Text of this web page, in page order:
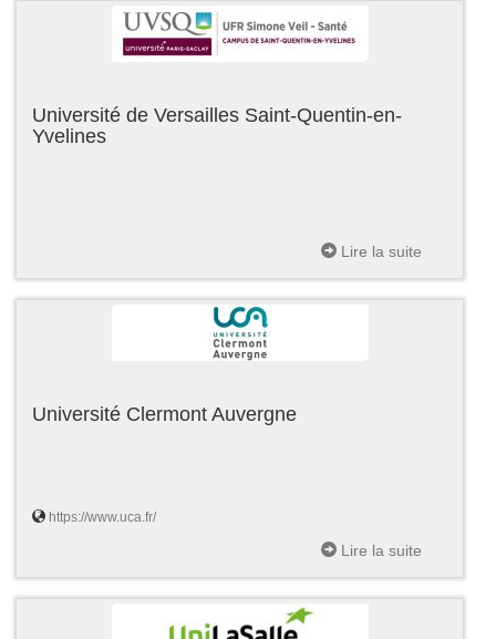
Université de Versailles Saint-Quentin-en-
Yvelines
Lire la suite
Université Clermont Auvergne
https://www.uca.fr/
Lire la suite